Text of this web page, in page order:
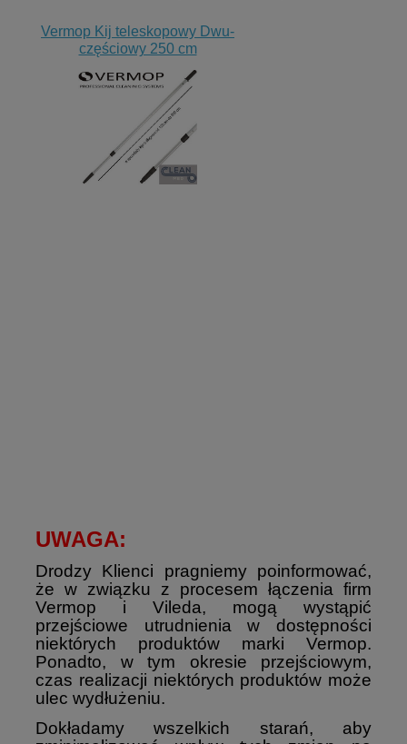
Vermop Kij teleskopowy Dwu-
częściowy 250 cm
UWAGA:
Drodzy Klienci pragniemy poinformować,
że w związku z procesem łączenia firm
Vermop i Vileda, mogą wystąpić
przejściowe utrudnienia w dostępności
niektórych produktów marki Vermop.
Ponadto, w tym okresie przejściowym,
czas realizacji niektórych produktów może
ulec wydłużeniu.
Dokładamy wszelkich starań, aby